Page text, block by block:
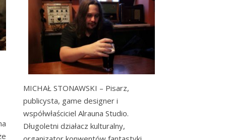
MICHAŁ STONAWSKI – Pisarz,
publicysta, game designer i
współwłaściciel Alrauna Studio.
Długoletni działacz kulturalny,